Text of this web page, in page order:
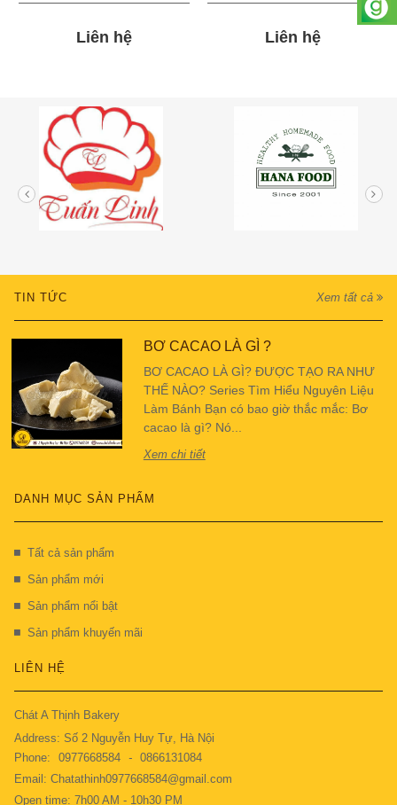
Liên hệ Liên hệ
TIN TỨC Xem tất cả
BƠ CACAO LÀ GÌ ?
BƠ CACAO LÀ GÌ? ĐƯỢC TẠO RA NHƯ
THẾ NÀO? Series Tìm Hiểu Nguyên Liệu
Làm Bánh Bạn có bao giờ thắc mắc: Bơ
cacao là gì? Nó...
Xem chi tiết
DANH MỤC SẢN PHẨM
Tất cả sản phẩm
Sản phẩm mới
Sản phẩm nổi bật
Sản phẩm khuyến mãi
LIÊN HỆ
Chát A Thịnh Bakery
Address: Số 2 Nguyễn Huy Tự, Hà Nội
Phone:
0977668584 -
0866131084
Email: Chatathinh0977668584@gmail.com
Open time: 7h00 AM - 10h30 PM